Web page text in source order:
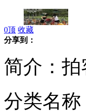
台北：便捷
林丹赢球谈谢杏
0顶 收藏
分享到：
简介：
分类名称